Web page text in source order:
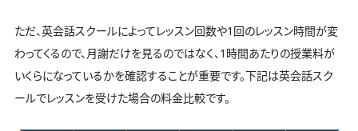
ただ、英会話スクールによってレッスン回数や1回のレッスン時間が変
わってくるので、月謝だけを見るのではなく、1時間あたりの授業料が
いくらになっているかを確認することが重要です。下記は英会話スク
ールでレッスンを受けた場合の料金比較です。